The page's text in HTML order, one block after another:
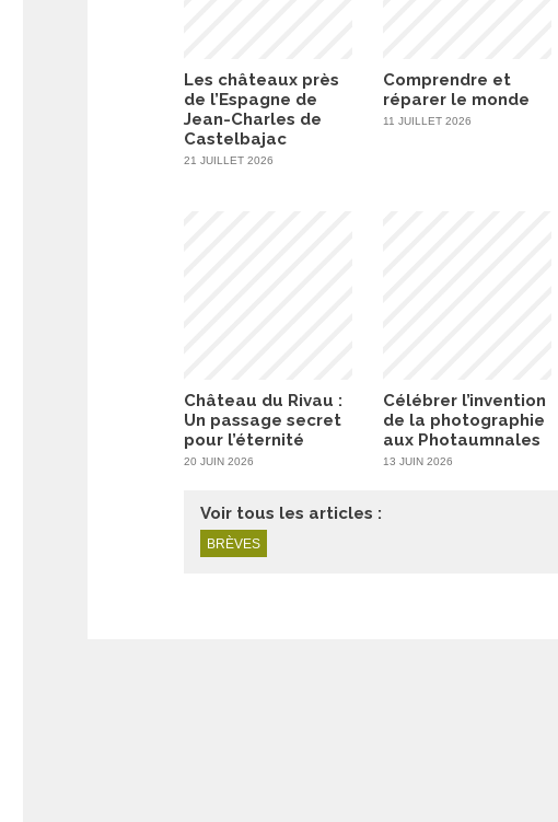
Les châteaux près
de l’Espagne de
Jean-Charles de
Castelbajac
21 JUILLET 2026
Comprendre et
réparer le monde
11 JUILLET 2026
Château du Rivau :
Un passage secret
pour l’éternité
20 JUIN 2026
Célébrer l’invention
de la photographie
aux Photaumnales
13 JUIN 2026
Voir tous les articles :
BRÈVES